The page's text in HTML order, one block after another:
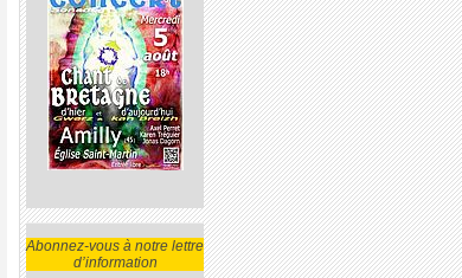
Abonnez-vous à notre lettre
d’information